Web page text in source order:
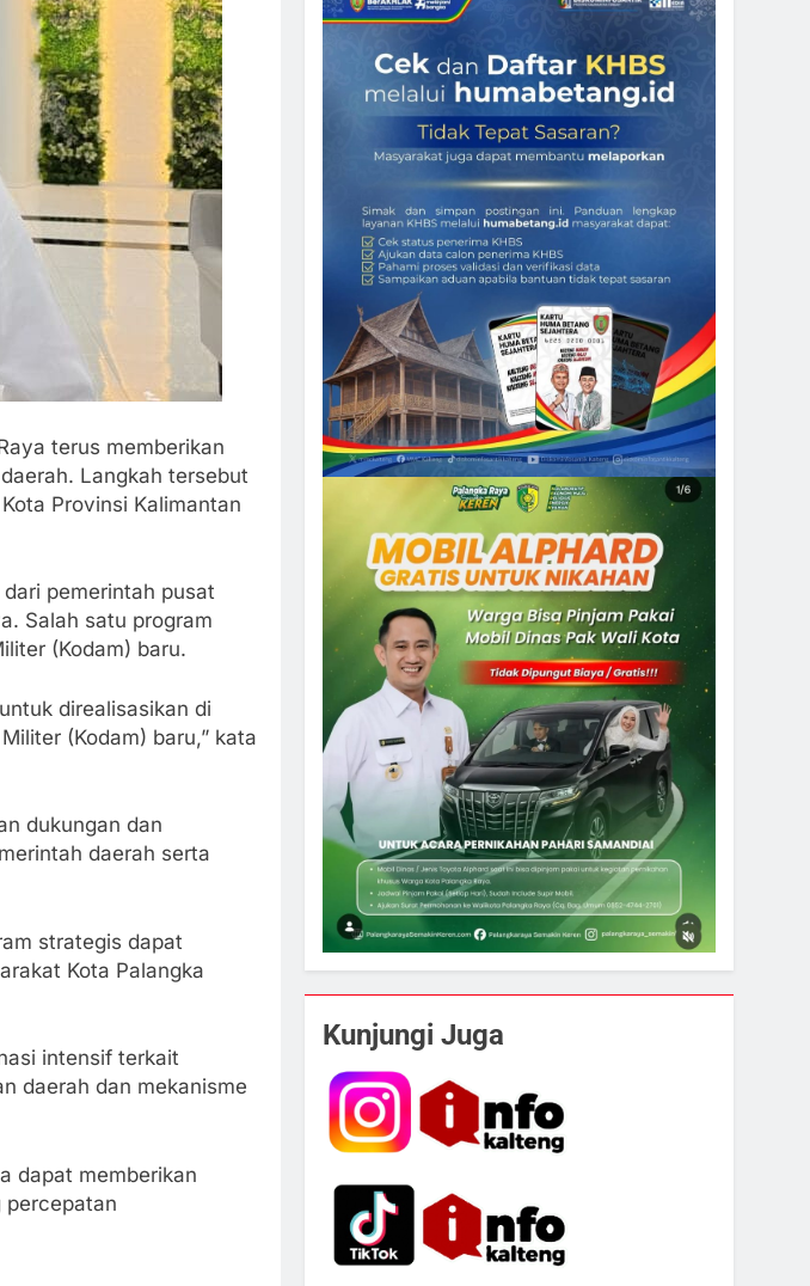
terus memberikan
Langkah tersebut
Provinsi Kalimantan
pemerintah pusat
Salah satu program
(Kodam) baru.
direalisasikan di
(Kodam) baru,” kata
dukungan dan
daerah serta
strategis dapat
Kota Palangka
intensif terkait
daerah dan mekanisme
dapat memberikan
percepatan
Kunjungi Juga